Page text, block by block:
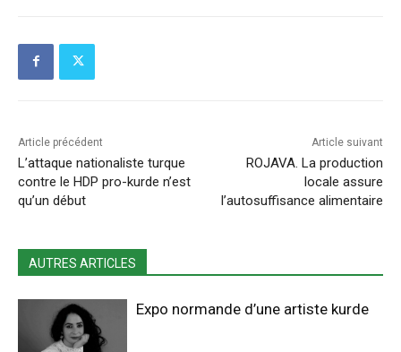
Article précédent
L’attaque nationaliste turque
contre le HDP pro-kurde n’est
qu’un début
Article suivant
ROJAVA. La production
locale assure
l’autosuffisance alimentaire
AUTRES ARTICLES
Expo normande d’une artiste kurde